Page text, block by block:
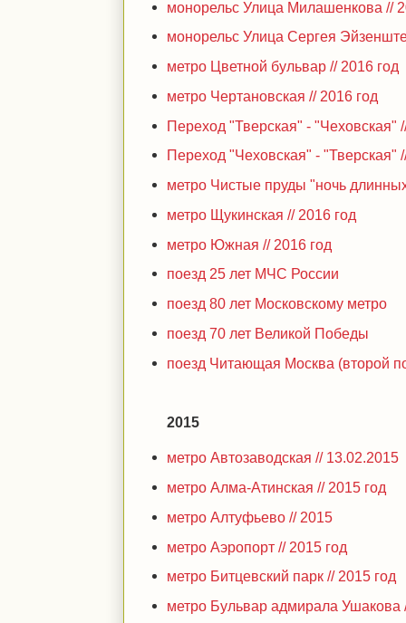
монорельс Улица Милашенкова //
монорельс Улица Сергея
метро Цветной бульвар // 2016 год
метро Чертановская // 2016 год
Переход "Тверская" - "Чеховская"
Переход "Чеховская" - "Тверская"
метро Чистые пруды "ночь
метро Щукинская // 2016 год
метро Южная // 2016 год
поезд 25 лет МЧС России
поезд 80 лет Московскому метро
поезд 70 лет Великой Победы
поезд Читающая Москва (второй
2015
метро Автозаводская // 13.02.2015
метро Алма-Атинская // 2015 год
метро Алтуфьево // 2015
метро Аэропорт // 2015 год
метро Битцевский парк // 2015 год
метро Бульвар адмирала Ушакова